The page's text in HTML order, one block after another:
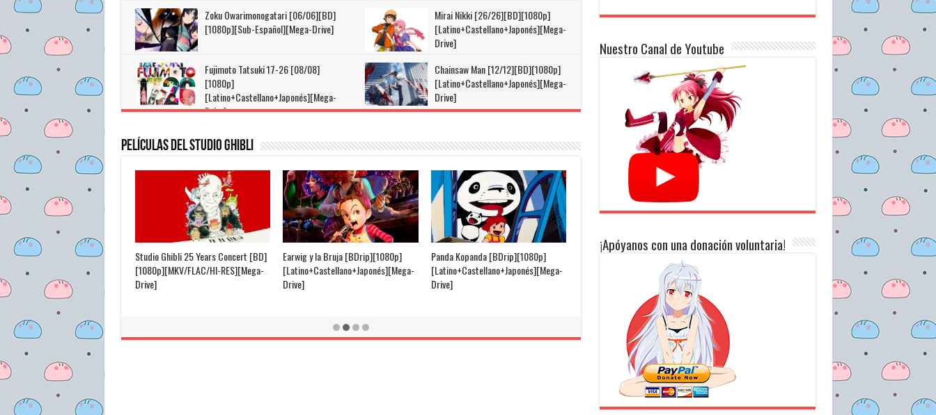
Zoku Owarimonogatari [06/06][BD]
[1080p][Sub-Español][Mega-Drive]
Mirai Nikki [26/26][BD][1080p]
[Latino+Castellano+Japonés][Mega-
Drive]
Fujimoto Tatsuki 17-26 [08/08]
[1080p]
[Latino+Castellano+Japonés][Mega-
Drive]
Chainsaw Man [12/12][BD][1080p]
[Latino+Castellano+Japonés][Mega-
Drive]
Películas del Studio Ghibli
Studio Ghibli 25 Years Concert [BD]
[1080p][MKV/FLAC/HI-RES][Mega-
Drive]
Earwig y la Bruja [BDrip][1080p]
[Latino+Castellano+Japonés][Mega-
Drive]
Panda Kopanda [BDrip][1080p]
[Latino+Castellano+Japonés][Mega-
Drive]
Nuestro Canal de Youtube
¡Apóyanos con una donación voluntaria!